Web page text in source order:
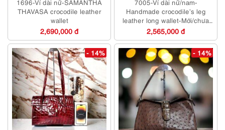
1696-Ví dài nữ-SAMANTHA
THAVASA crocodile leather
wallet
2,690,000 đ
7005-Ví dài nữ/nam-
Handmade crocodile’s leg
leather long wallet-Mới/chưa
sử dụng
2,565,000 đ
- 14% - 14%